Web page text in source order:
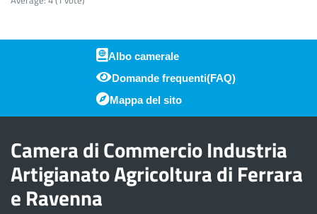
Piè di pagina
Albo camerale
Domande frequenti(FAQ)
Mappa del sito
Camera di Commercio Industria
Artigianato Agricoltura di Ferrara
e Ravenna